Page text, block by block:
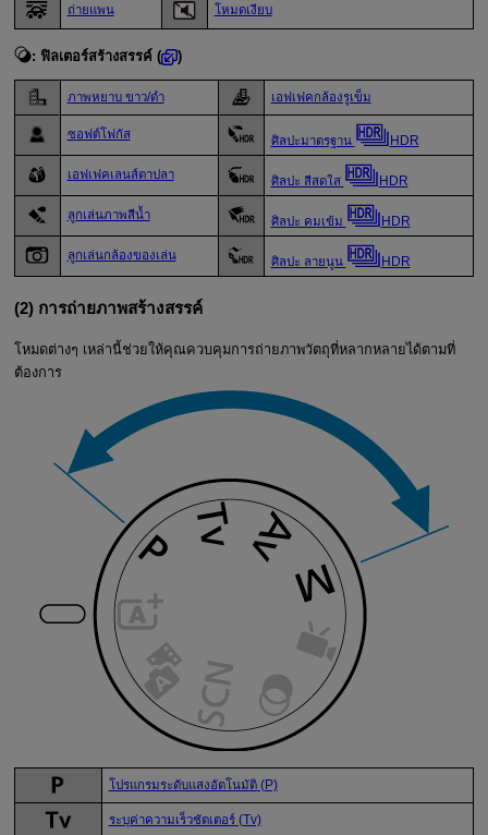
ถ่ายแพน โหมดเงียบ
: ฟิลเตอร์สร้างสรรค์ ( )
ภาพหยาบ ขาว/ดำ เอฟเฟคกล้องรูเข็ม
ซอฟต์โฟกัส ศิลปะมาตรฐาน HDR
เอฟเฟคเลนส์ตาปลา ศิลปะ สีสดใส HDR
ลูกเล่นภาพสีน้ำ ศิลปะ คมเข้ม HDR
ลูกเล่นกล้องของเล่น ศิลปะ ลายนูน HDR
(2) การถ่ายภาพสร้างสรรค์
โหมดต่างๆ เหล่านี้ช่วยให้คุณควบคุมการถ่ายภาพวัตถุที่หลากหลายได้ตามที่
ต้องการ
โปรแกรมระดับแสงอัตโนมัติ(P)
ระบุค่าความเร็วชัตเตอร์(Tv)